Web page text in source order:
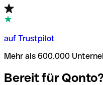
auf Trustpilot
Mehr als 600.000
Bereit für